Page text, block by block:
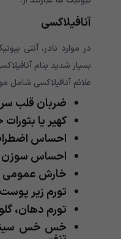
آنافیلاکسی
در موارد نادر، آنتی
بسیار شدید بنام
علائم آنافیلاکسی شامل
ضربان قلب
کهیر یا
احساس
احساس سوزن
خارش عمومی
تورم زیر پوست
تورم دهان،
خس خس